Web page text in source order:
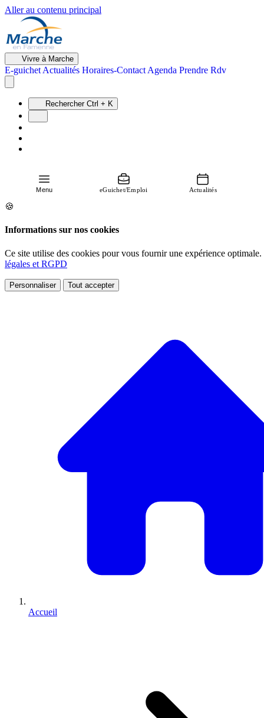
Aller au contenu principal
Vivre à Marche
E-guichet Actualités Horaires-Contact Agenda Prendre Rdv
Rechercher Ctrl + K
Menu eGuichet/Emploi Actualités
🍪
Informations sur nos cookies
Ce site utilise des cookies pour vous fournir une expérience optimale.
légales et RGPD
Personnaliser Tout accepter
Accueil